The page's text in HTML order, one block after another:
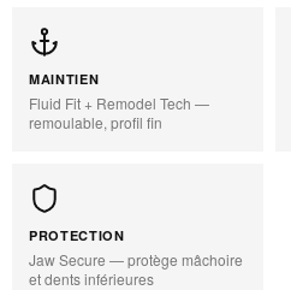
MAINTIEN
Fluid Fit + Remodel Tech —
remoulable, profil fin
PROTECTION
Jaw Secure — protège mâchoire
et dents inférieures